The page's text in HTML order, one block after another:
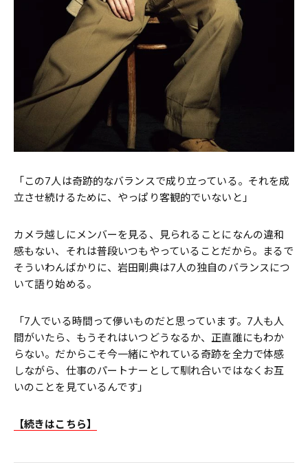
「この7人は奇跡的なバランスで成り立っている。それを成
立させ続けるために、やっぱり客観的でいないと」
カメラ越しにメンバーを見る、見られることになんの違和
感もない、それは普段いつもやっていることだから。まるで
そういわんばかりに、岩田剛典は7人の独自のバランスにつ
いて語り始める。
「7人でいる時間って儚いものだと思っています。7人も人
間がいたら、もうそれはいつどうなるか、正直誰にもわか
らない。だからこそ今一緒にやれている奇跡を全力で体感
しながら、仕事のパートナーとして馴れ合いではなくお互
いのことを見ているんです」
【続きはこちら】